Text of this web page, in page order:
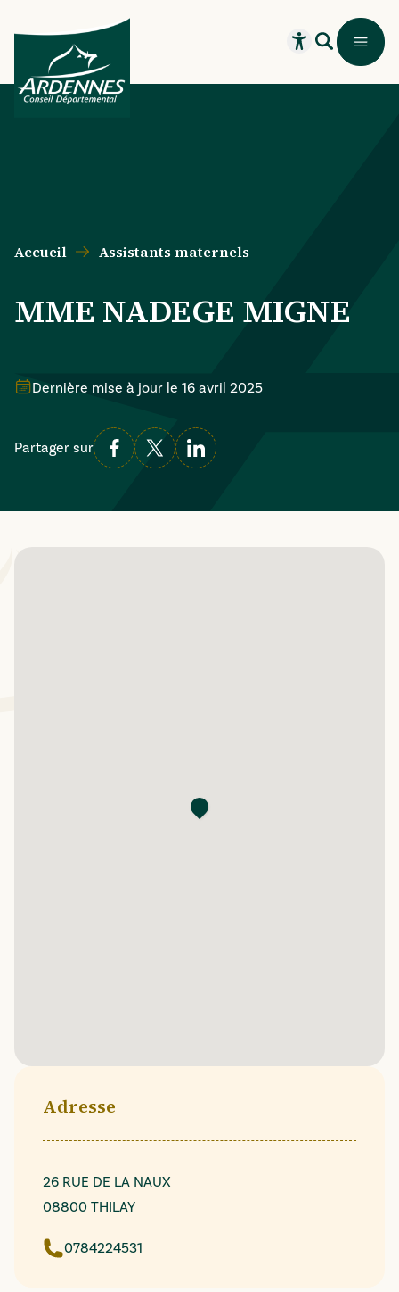
Recherche
Ouvrir leMenu
Accueil Assistants maternels
MME NADEGE MIGNE
Dernière mise à jour le 16 avril 2025
Partager sur
Adresse
26 RUE DE LA NAUX
08800 THILAY
0784224531